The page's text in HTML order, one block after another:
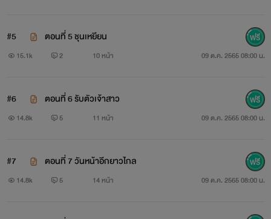
#5 ตอนที่ 5 ชุนเหยียน
15.1k 2 10 หน้า 09 ต.ค. 2565 08:00 น.
#6 ตอนที่ 6 รับตัวเจ้าสาว
14.8k 5 11 หน้า 09 ต.ค. 2565 08:00 น.
#7 ตอนที่ 7 วันหน้าอีกยาวไกล
14.8k 5 14 หน้า 09 ต.ค. 2565 08:00 น.